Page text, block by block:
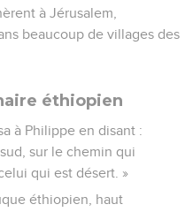
à Jérusalem,
beaucoup de villages des
éthiopien
à Philippe en disant :
sur le chemin qui
qui est désert. »
éthiopien, haut